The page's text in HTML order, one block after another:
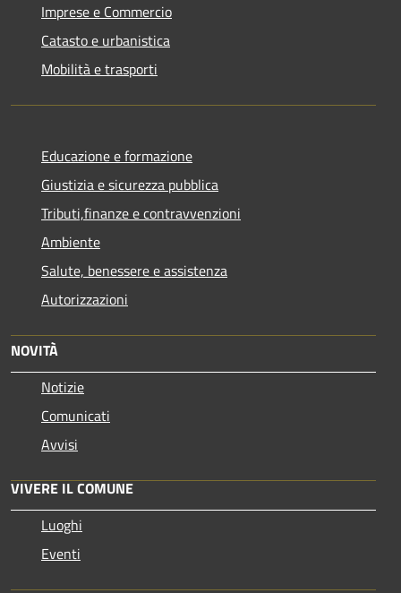
Imprese e Commercio
Catasto e urbanistica
Mobilità e trasporti
Educazione e formazione
Giustizia e sicurezza pubblica
Tributi,finanze e contravvenzioni
Ambiente
Salute, benessere e assistenza
Autorizzazioni
NOVITÀ
Notizie
Comunicati
Avvisi
VIVERE IL COMUNE
Luoghi
Eventi